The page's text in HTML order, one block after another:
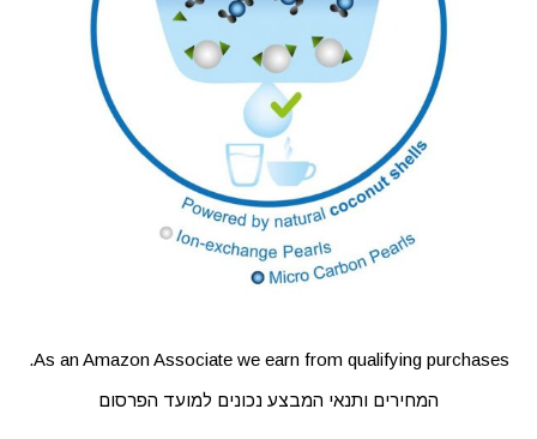
As an Amazon Associate we earn from qualifying purchases.
המחירים ותנאי המבצע נכונים למועד הפרסום